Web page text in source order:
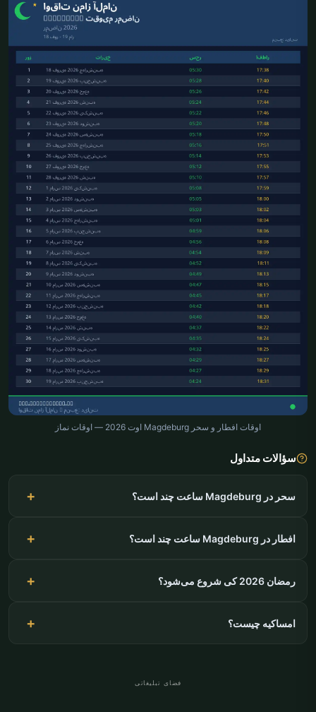
اوقات افطار و سحر Magdeburg اوت 2026 — اوقات نماز
سؤالات متداول
سحر در Magdeburg ساعت چند است؟
افطار در Magdeburg ساعت چند است؟
رمضان 2026 کی شروع می‌شود؟
امساکیه چیست؟
فضای تبلیغاتی